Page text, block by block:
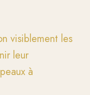
visiblement les
leur
à